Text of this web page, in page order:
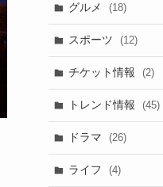
グルメ (18)
スポーツ (12)
チケット情報 (2)
トレンド情報 (45)
ドラマ (26)
ライフ (4)